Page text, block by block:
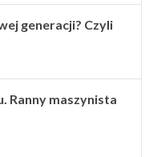
generacji? Czyli
Ranny maszynista